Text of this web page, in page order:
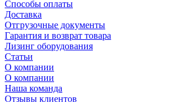
Способы оплаты
Доставка
Отгрузочные документы
Гарантия и возврат товара
Лизинг оборудования
Статьи
О компании
О компании
Наша команда
Отзывы клиентов